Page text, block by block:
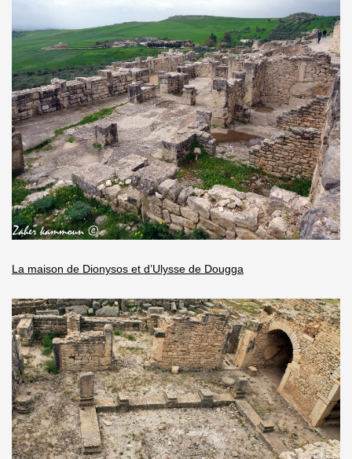
La maison de Dionysos et d’Ulysse de Dougga